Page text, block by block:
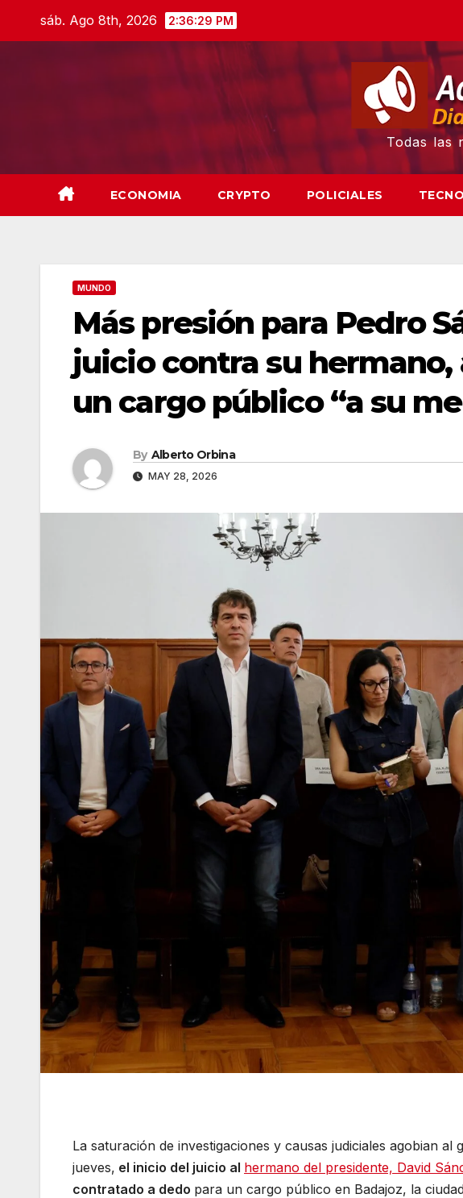
sáb. Ago 8th, 2026 2:36:30 PM
Todas las
ECONOMIA CRYPTO POLICIALES
MUNDO
Más presión para Pedro
juicio contra su hermano,
un cargo público “a su
By Alberto Orbina
MAY 28, 2026
La saturación de investigaciones y causas judiciales agobian al
jueves, el inicio del juicio al hermano del presidente, David
contratado a dedo para un cargo público en Badajoz, la